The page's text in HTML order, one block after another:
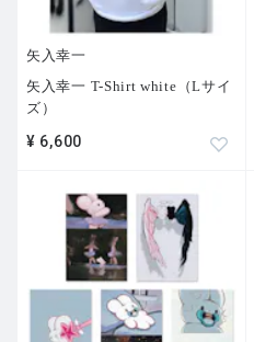
矢入幸一
矢入幸一 T-Shirt white（Lサイ
ズ）
¥ 6,600